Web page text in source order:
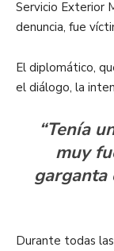
Servicio Exterior
denuncia, fue
El diplomático,
el diálogo, la
“Tenía
muy
garganta
Durante todas